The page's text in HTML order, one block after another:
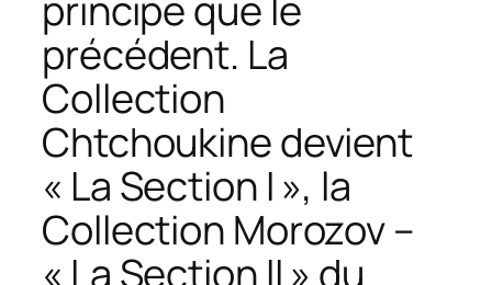
précédent. La
Collection
Chtchoukine devient
« La Section I », la
Collection Morozov –
« La Section II » du